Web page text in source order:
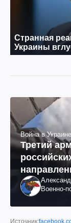
Война в Украине
Третий
как это
Военно-
Источник: